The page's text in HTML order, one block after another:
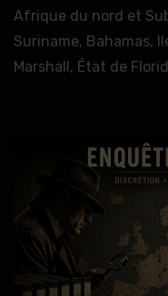
Afrique du nord et
Suriname, Bahamas,
Marshall, État de